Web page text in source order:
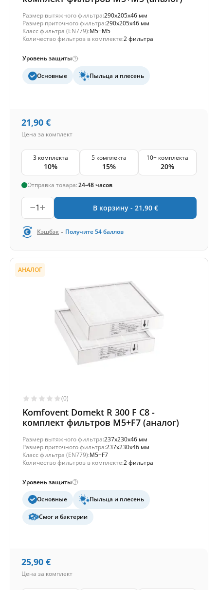
Размер вытяжного фильтра:290x205x46 мм
Размер приточного фильтра:290x205x46 мм
Класс фильтра (EN779):M5+M5
Количество фильтров в комплекте:2 фильтра
Уровень защиты
Основные Пыльца и плесень
21,90 €
Цена за комплект
3 комплекта
10%
5 комплекта
15%
10+ комплекта
20%
Отправка товара:24-48 часов
1 В корзину - 21,90 €
Кэшбэк - Получите54баллов
АНАЛОГ
(0)
Komfovent Domekt R 300 F C8 -
комплект фильтров M5+F7 (аналог)
Размер вытяжного фильтра:237x230x46 мм
Размер приточного фильтра:237x230x46 мм
Класс фильтра (EN779):M5+F7
Количество фильтров в комплекте:2 фильтра
Уровень защиты
Основные Пыльца и плесень
Смог и бактерии
25,90 €
Цена за комплект